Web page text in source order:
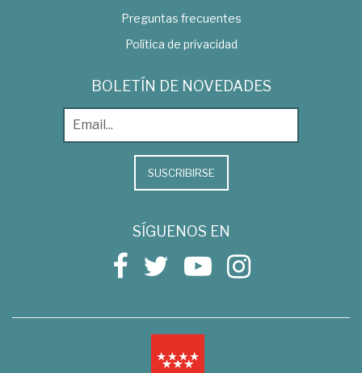
Preguntas frecuentes
Política de privacidad
BOLETÍN DE NOVEDADES
SUSCRIBIRSE
SÍGUENOS EN